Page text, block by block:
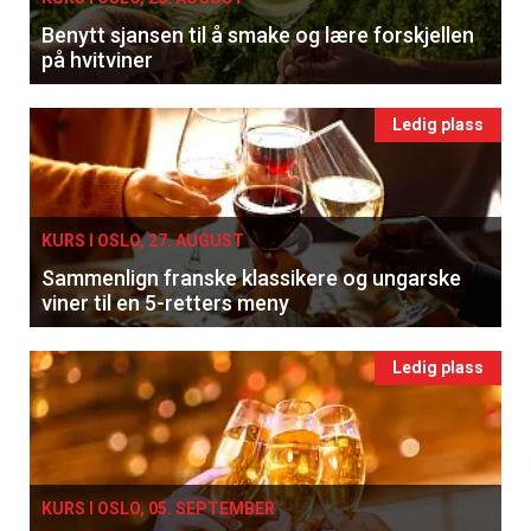
Benytt sjansen til å smake og lære forskjellen
på hvitviner
Ledig plass
KURS I OSLO, 27. AUGUST
Sammenlign franske klassikere og ungarske
viner til en 5-retters meny
Ledig plass
KURS I OSLO, 05. SEPTEMBER